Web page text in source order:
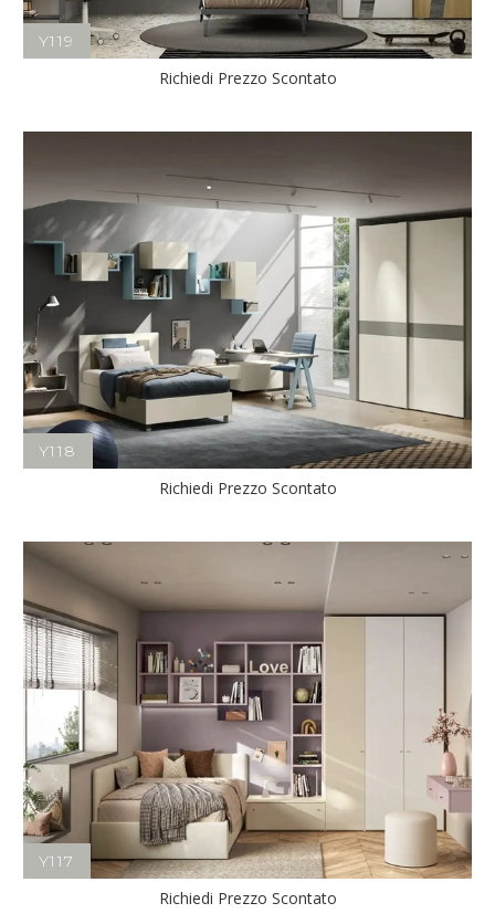
Y119
Richiedi Prezzo Scontato
Y118
Richiedi Prezzo Scontato
Y117
Richiedi Prezzo Scontato